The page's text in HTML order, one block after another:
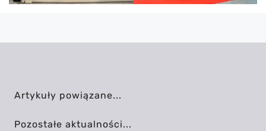
Artykuły powiązane...
Pozostałe aktualności...